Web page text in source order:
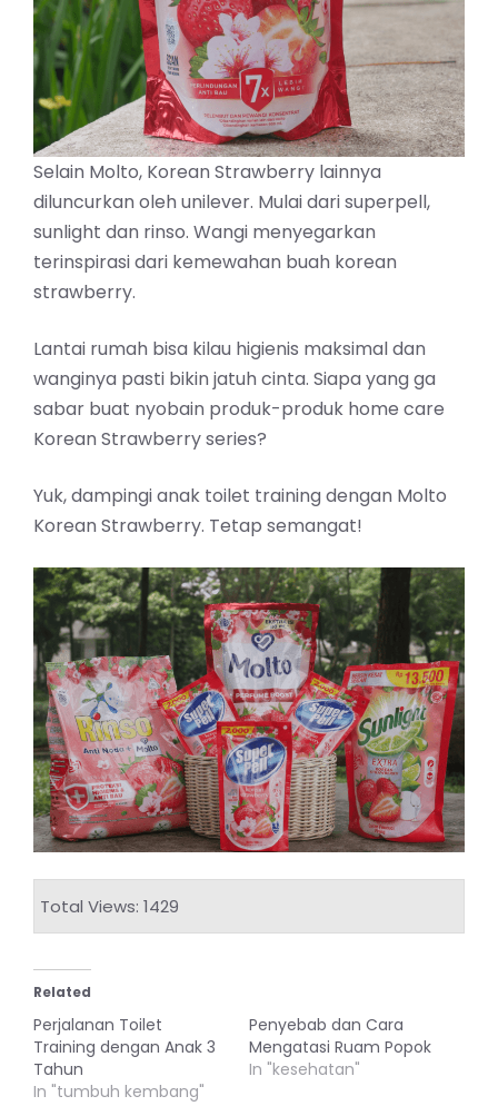
Selain Molto, Korean Strawberry lainnya
diluncurkan oleh unilever. Mulai dari superpell,
sunlight dan rinso. Wangi menyegarkan
terinspirasi dari kemewahan buah korean
strawberry.
Lantai rumah bisa kilau higienis maksimal dan
wanginya pasti bikin jatuh cinta. Siapa yang ga
sabar buat nyobain produk-produk home care
Korean Strawberry series?
Yuk, dampingi anak toilet training dengan Molto
Korean Strawberry. Tetap semangat!
Total Views: 1429
Related
Perjalanan Toilet
Training dengan Anak 3
Tahun
In "tumbuh kembang"
Penyebab dan Cara
Mengatasi Ruam Popok
In "kesehatan"